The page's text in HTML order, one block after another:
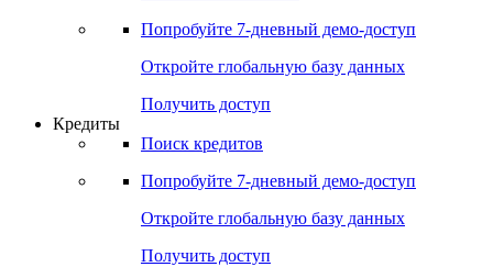
Поиск акций
Российские IPO/SPO
Попробуйте7-дневный
Откройте глобальную базу данных
Получить доступ
Поиск кредитов
Попробуйте7-дневный